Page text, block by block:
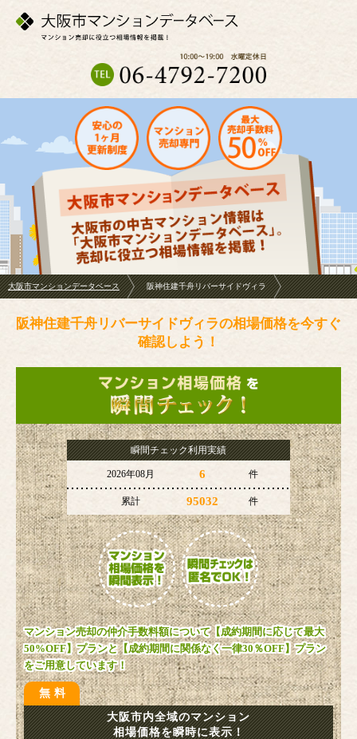
大阪市マンションデータベース 阪神住建千舟リバーサイドヴィラ
阪神住建千舟リバーサイドヴィラの相場価格を今すぐ
確認しよう！
瞬間チェック利用実績
2026年08月 6 件
累計 95032 件
マンション売却の仲介手数料額について【成約期間に応じて最大
50%OFF】プランと【成約期間に関係なく一律30％OFF】プラン
をご用意しています！
無料
大阪市内全域のマンション
相場価格を瞬時に表示！